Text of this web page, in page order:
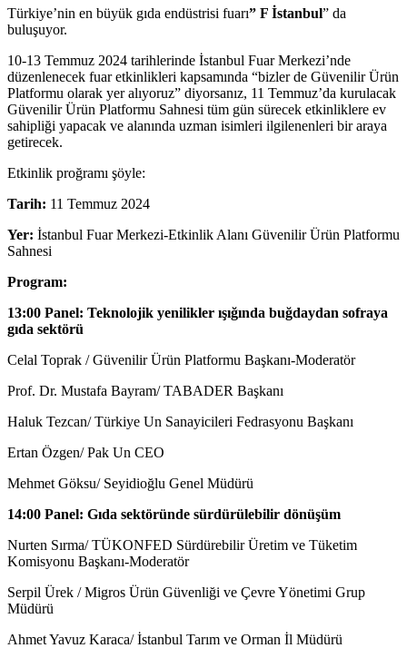
Türkiye’nin en büyük gıda endüstrisi fuarı” F İstanbul” da
buluşuyor.
10-13 Temmuz 2024 tarihlerinde İstanbul Fuar Merkezi’nde
düzenlenecek fuar etkinlikleri kapsamında “bizler de Güvenilir Ürün
Platformu olarak yer alıyoruz” diyorsanız, 11 Temmuz’da kurulacak
Güvenilir Ürün Platformu Sahnesi tüm gün sürecek etkinliklere ev
sahipliği yapacak ve alanında uzman isimleri ilgilenenleri bir araya
getirecek.
Etkinlik proğramı şöyle:
Tarih: 11 Temmuz 2024
Yer: İstanbul Fuar Merkezi-Etkinlik Alanı Güvenilir Ürün Platformu
Sahnesi
Program:
13:00 Panel: Teknolojik yenilikler ışığında buğdaydan sofraya
gıda sektörü
Celal Toprak / Güvenilir Ürün Platformu Başkanı-Moderatör
Prof. Dr. Mustafa Bayram/ TABADER Başkanı
Haluk Tezcan/ Türkiye Un Sanayicileri Fedrasyonu Başkanı
Ertan Özgen/ Pak Un CEO
Mehmet Göksu/ Seyidioğlu Genel Müdürü
14:00 Panel: Gıda sektöründe sürdürülebilir dönüşüm
Nurten Sırma/ TÜKONFED Sürdürebilir Üretim ve Tüketim
Komisyonu Başkanı-Moderatör
Serpil Ürek / Migros Ürün Güvenliği ve Çevre Yönetimi Grup
Müdürü
Ahmet Yavuz Karaca/ İstanbul Tarım ve Orman İl Müdürü